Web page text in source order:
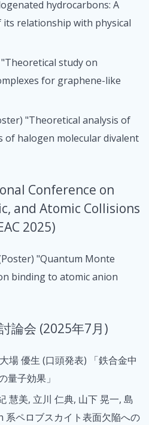
hydrocarbons: A
relationship with physical
study on
for graphene-like
"Theoretical analysis of
of halogen molecular divalent
Conference on
and Atomic Collisions
2025)
"Quantum Monte
binding to atomic anion
論会 (2025年7月)
場 優生 (口頭発表) 「鉄合金中
量子効果」
慧美, 立川 仁典, 山下 晃一, 島
系ペロブスカイト表面欠陥への